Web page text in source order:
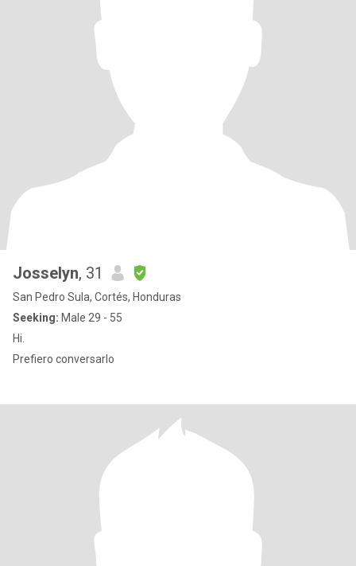
Josselyn, 31
San Pedro Sula, Cortés, Honduras
Seeking: Male 29 - 55
Hi.
Prefiero conversarlo